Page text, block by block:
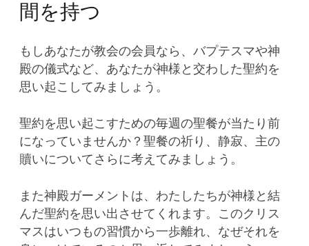
間を持つ
もしあなたが教会の会員なら、バプテスマや神
殿の儀式など、あなたが神様と交わした聖約を
思い起こしてみましょう。
聖約を思い起こすための毎週の聖餐が当たり前
になっていませんか？聖餐の祈り、静寂、主の
贖いについてさらに考えてみましょう。
また神殿ガーメントは、わたしたちが神様と結
んだ聖約を思い出させてくれます。このクリス
マスはいつもの習慣から一歩離れ、なぜそれを